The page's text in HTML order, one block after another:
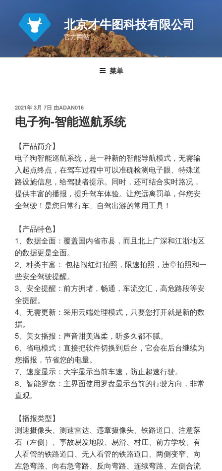
北京才牛图科技有限公司
官方网站
菜单
发
布
于
2021年 3月 7日 由ADAN016
电子狗-智能巡航系统
【产品简介】
电子狗智能巡航系统，是一种新的智能导航模式，无需输
入起点终点，在驾车过程中可以准确检测电子眼、特殊道
路设施信息，给驾驶者提示。同时，还可结合实时路况，
提供丰富的播报，提升驾车体验。让您远离罚单，伴您安
全驾驶！是您日常行车、自驾出游的常用工具！
【产品特色】
1、数据全面：覆盖国内省市县，而且北上广深和江浙地区
的数据更是全面。
2、种类丰富： 包括闯红灯拍照，限速拍照，违章拍照和一
些安全驾驶提醒。
3、安全提醒：前方拥堵，畅通，车流交汇，高危路段等安
全提醒。
4、无需更新：采用云端处理模式，只要您打开就是新的数
据。
5、美女播报：声音甜美温柔，听多久都不腻。
6、省电模式：直接把软件切换到后台，它会在后台继续为
您播报，节省您的电量。
7、速度显示：大字显示当前车速，防止超速行驶。
8、智能罗盘：主界面使用罗盘显示当前的行驶方向，非常
直观。
【播报类型】
测速摄像头、测速雷达、违章摄像头、铁路道口、注意落
石（左侧）、事故易发地段、易滑、村庄、前方学校、有
人看管的铁路道口、无人看管的铁路道口、两侧变窄、向
左急弯路、向右急弯路、反向弯路、连续弯路、左侧合流